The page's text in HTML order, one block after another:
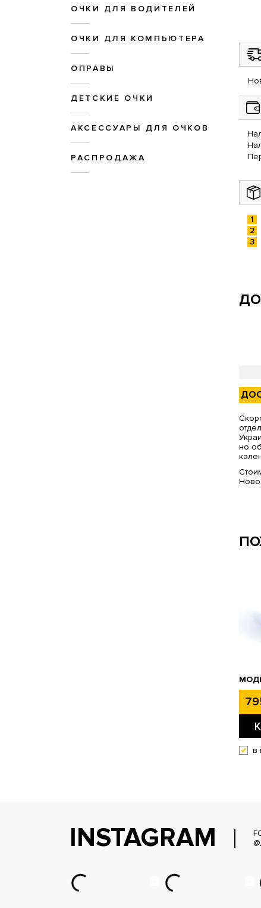
ОЧКИ ДЛЯ ВОДИТЕЛЕЙ
ОЧКИ ДЛЯ КОМПЬЮТЕРА
ОПРАВЫ
ДЕТСКИЕ ОЧКИ
АКСЕССУАРЫ ДЛЯ ОЧКОВ
РАСПРОДАЖА
но
в
INSTAGRAM